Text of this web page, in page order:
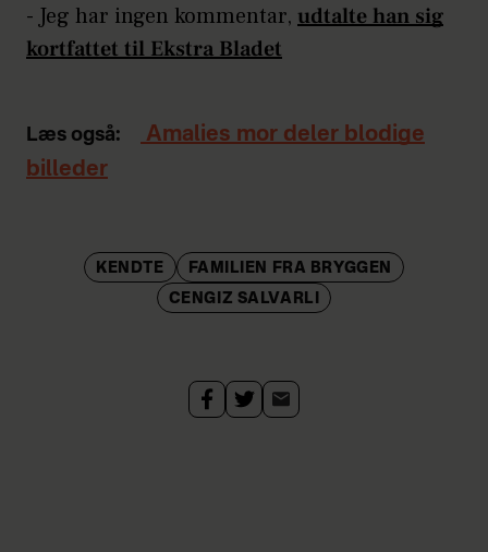
- Jeg har ingen kommentar, udtalte han sig
kortfattet til Ekstra Bladet
Læs også:
Amalies mor deler blodige
billeder
KENDTE
FAMILIEN FRA BRYGGEN
CENGIZ SALVARLI